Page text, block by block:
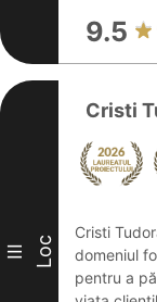
9.5
III Loc
Cristi
Cristi
domeniul
pentru a